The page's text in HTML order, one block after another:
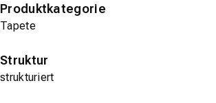
Produktkategorie
Tapete
Struktur
strukturiert